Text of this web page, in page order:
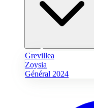
Grevillea
Zoysia
Général 2024